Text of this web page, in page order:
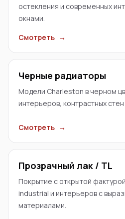
остекления и современных
окнами.
Смотреть →
Черные радиаторы
Модели Charleston в черном
интерьеров, контрастных
Смотреть →
Прозрачный лак / TL
Покрытие с открытой
industrial и интерьеров с
материалами.